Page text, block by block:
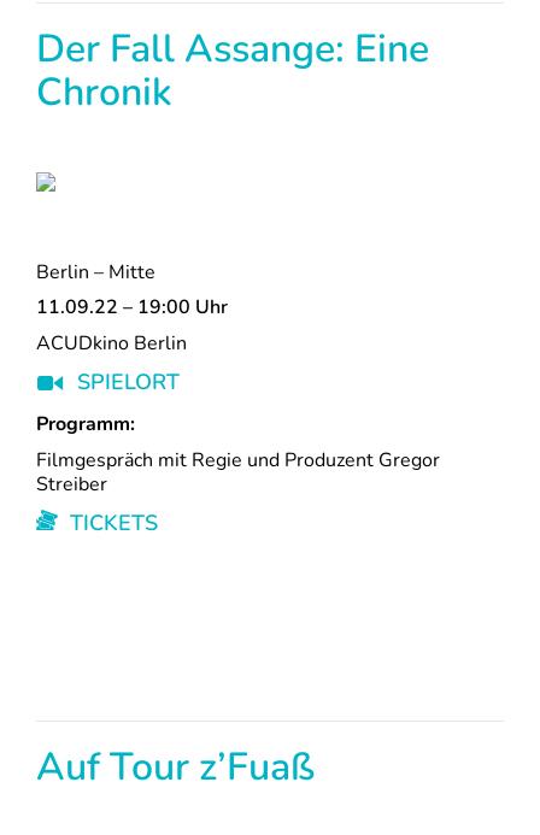
Der Fall Assange: Eine
Chronik
Berlin – Mitte
11.09.22 – 19:00 Uhr
ACUDkino Berlin
SPIELORT
Programm:
Filmgespräch mit Regie und Produzent Gregor
Streiber
TICKETS
Auf Tour z’Fuaß